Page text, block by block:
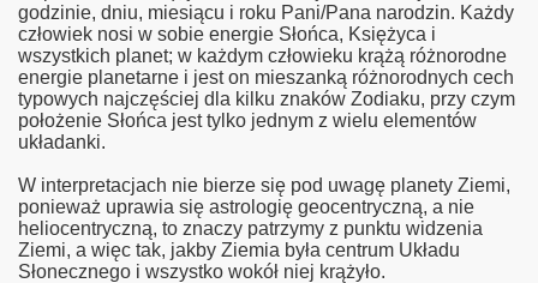
godzinie, dniu, miesiącu i roku Pani/Pana narodzin. Każdy
człowiek nosi w sobie energie Słońca, Księżyca i
wszystkich planet; w każdym człowieku krążą różnorodne
energie planetarne i jest on mieszanką różnorodnych cech
typowych najczęściej dla kilku znaków Zodiaku, przy czym
położenie Słońca jest tylko jednym z wielu elementów
układanki.
W interpretacjach nie bierze się pod uwagę planety Ziemi,
ponieważ uprawia się astrologię geocentryczną, a nie
heliocentryczną, to znaczy patrzymy z punktu widzenia
Ziemi, a więc tak, jakby Ziemia była centrum Układu
Słonecznego i wszystko wokół niej krążyło.